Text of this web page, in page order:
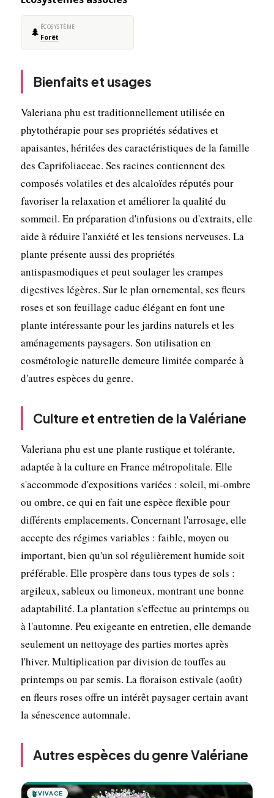
🌲 ÉCOSYSTÈME
Forêt
Bienfaits et usages
Valeriana phu est traditionnellement utilisée en
phytothérapie pour ses propriétés sédatives et
apaisantes, héritées des caractéristiques de la famille
des Caprifoliaceae. Ses racines contiennent des
composés volatiles et des alcaloïdes réputés pour
favoriser la relaxation et améliorer la qualité du
sommeil. En préparation d'infusions ou d'extraits, elle
aide à réduire l'anxiété et les tensions nerveuses. La
plante présente aussi des propriétés
antispasmodiques et peut soulager les crampes
digestives légères. Sur le plan ornemental, ses fleurs
roses et son feuillage caduc élégant en font une
plante intéressante pour les jardins naturels et les
aménagements paysagers. Son utilisation en
cosmétologie naturelle demeure limitée comparée à
d'autres espèces du genre.
Culture et entretien de la Valériane
Valeriana phu est une plante rustique et tolérante,
adaptée à la culture en France métropolitale. Elle
s'accommode d'expositions variées : soleil, mi-ombre
ou ombre, ce qui en fait une espèce flexible pour
différents emplacements. Concernant l'arrosage, elle
accepte des régimes variables : faible, moyen ou
important, bien qu'un sol régulièrement humide soit
préférable. Elle prospère dans tous types de sols :
argileux, sableux ou limoneux, montrant une bonne
adaptabilité. La plantation s'effectue au printemps ou
à l'automne. Peu exigeante en entretien, elle demande
seulement un nettoyage des parties mortes après
l'hiver. Multiplication par division de touffes au
printemps ou par semis. La floraison estivale (août)
en fleurs roses offre un intérêt paysager certain avant
la sénescence automnale.
Autres espèces du genre Valériane
🪴VIVACE